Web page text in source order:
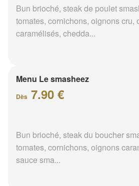
Bun brioché, steak de poulet
tomates, cornichons, oignons cru,
caramélisés, chedda...
Menu Le smasheez
Dès 7.90 €
Bun brioché, steak du boucher
tomates, cornichons, oignons
sauce sma...